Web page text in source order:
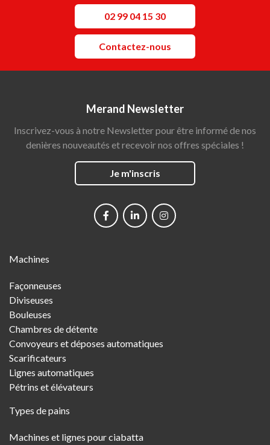
02 99 04 15 30
Contactez-nous
Merand Newsletter
Inscrivez-vous à notre Newsletter pour être informé de nos
denières nouveautés et recevoir nos offres spéciales !
Je m'inscris
Menu
Machines
Façonneuses
Diviseuses
Bouleuses
Chambres de détente
Convoyeurs et déposes automatiques
Scarificateurs
Lignes automatiques
Pétrins et élévateurs
Types de pains
Machines et lignes pour ciabatta